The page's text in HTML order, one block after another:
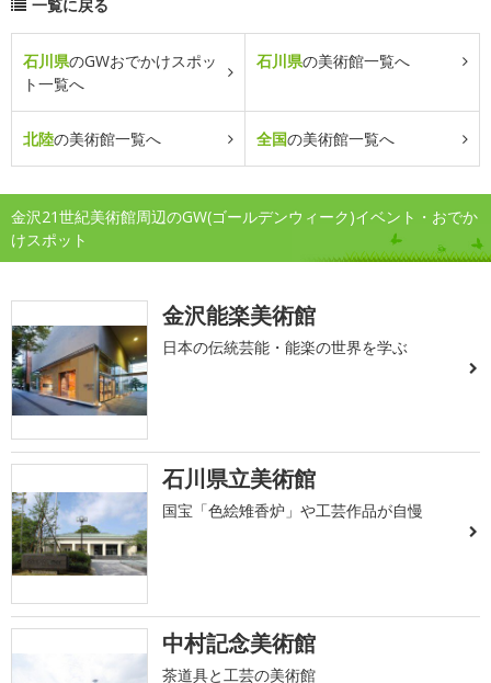
一覧に戻る
石川県のGWおでかけスポッ
ト一覧へ
石川県の美術館一覧へ
北陸の美術館一覧へ 全国の美術館一覧へ
金沢21世紀美術館周辺のGW(ゴールデンウィーク)イベント・おでか
けスポット
金沢能楽美術館
日本の伝統芸能・能楽の世界を学ぶ
石川県立美術館
国宝「色絵雉香炉」や工芸作品が自慢
中村記念美術館
茶道具と工芸の美術館